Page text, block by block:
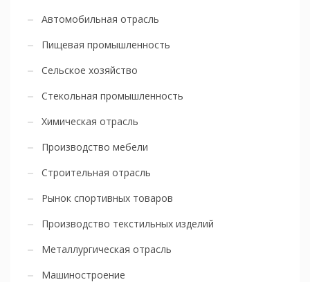
Автомобильная отрасль
Пищевая промышленность
Сельское хозяйство
Стекольная промышленность
Химическая отрасль
Производство мебели
Строительная отрасль
Рынок спортивных товаров
Производство текстильных изделий
Металлургическая отрасль
Машиностроение